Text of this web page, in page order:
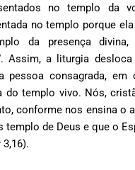
no templo da
no templo porque
da presença
Assim, a liturgia
pessoa consagrada, em
do templo vivo. Nós,
conforme nos ensina o
templo de Deus e que o
3,16).